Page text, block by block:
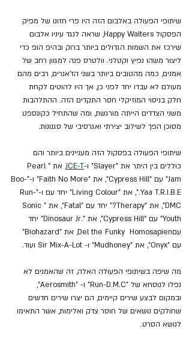
שיתופי הפעולה באלבום הזה היו פרי חזונו של מפיק
הפסקול Happy Walters, שראה לנגד עיניו אלבום
שירכז את השמות הגדולים ביותר ברוק ובהיפ הופ כדי
ליצור משהו נפיץ וקטלני. וולטרס פנה למגוון רחב של
אמנים, כמה מהטובים ביותר בשני הז'אנרים, רבים מהם
מעולם לא עבדו יחד לפני כן, אך היו להוטים לקחת
חלק בניסוי המוזיקלי חסר התקדים הזה. ההתלהבות
משני הצדדים הייתה מורגשת, ומה שהתחיל כקונספט
מסוכן הפך לשילוב יצירתי ואגרסיבי של סגנונות.
שיתופי הפעולה בפסקול הזה מעניינים ביותר והם
כוללים בין היתר את "Slayer" ו-
ICE-T
, את "Pearl
Jam" עם "Cypress Hill", את "Faith No More" ו-"Boo-
Yaa T.R.I.B.E.", את "Living Colour" יחד עם ו-"Run-
DMC", את "Therapy?" יחד עם "Fatal", את "Sonic
Youth" עם "Cypress Hill", את ".Dinosaur Jr" יחד
עםDel the Funky  Homosapien, את "Biohazard"
עם "Onyx", את "Mudhoney" ו- Sir Mix-A-Lot ועוד.
מה שיפה בשיתופי הפעולה האלה, זה שהאמנים לא
נפלו לנוסחא של "Run-D.M.C" ו- "Aerosmith",
ובמקום לבצע שירים קיימים, הם יצרו שירים חדשים
שחולקים נושאים של חוסר צדק ואלימות, אשר התאימו
לנושא הסרט.